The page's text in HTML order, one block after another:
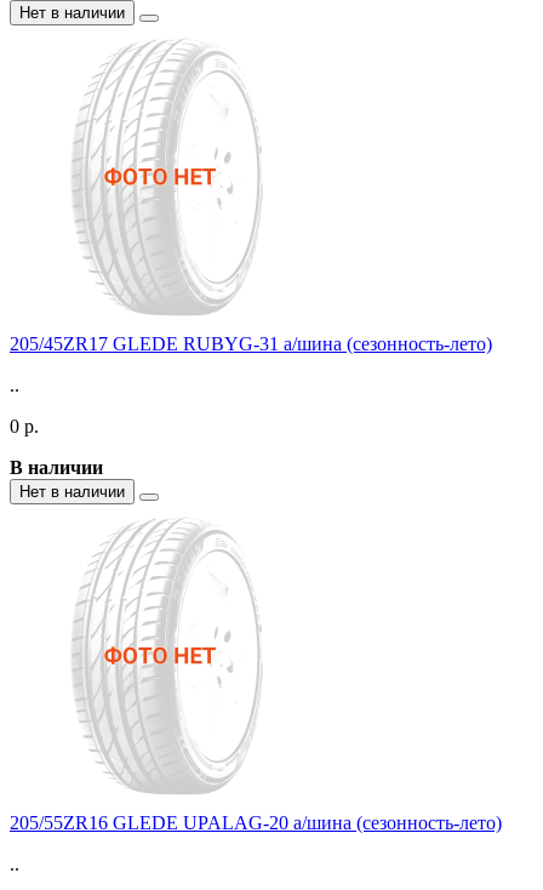
Нет в наличии
205/45ZR17 GLEDE RUBYG-31 а/шина (сезонность-лето)
..
0 р.
В наличии
Нет в наличии
205/55ZR16 GLEDE UPALAG-20 а/шина (сезонность-лето)
..